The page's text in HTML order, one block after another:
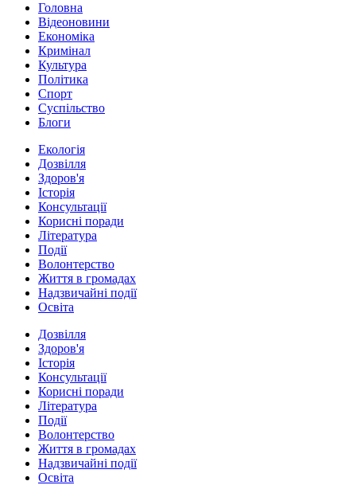
Головна
Відеоновини
Економіка
Кримінал
Культура
Політика
Спорт
Суспільство
Блоги
Екологія
Дозвілля
Здоров'я
Історія
Консультації
Корисні поради
Література
Події
Волонтерство
Життя в громадах
Надзвичайні події
Освіта
Дозвілля
Здоров'я
Історія
Консультації
Корисні поради
Література
Події
Волонтерство
Життя в громадах
Надзвичайні події
Освіта